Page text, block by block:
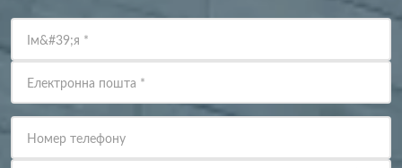
Ім&#39;я *
Електронна пошта *
Номер телефону